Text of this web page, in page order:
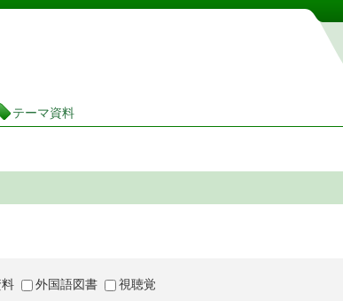
茨城県立図書館 蔵書検索・予約システム
テーマ資料
外国語図書 視聴覚